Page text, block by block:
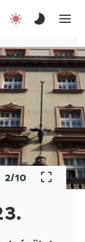
Csatlakozz!
Kapcsolat
En
3/10